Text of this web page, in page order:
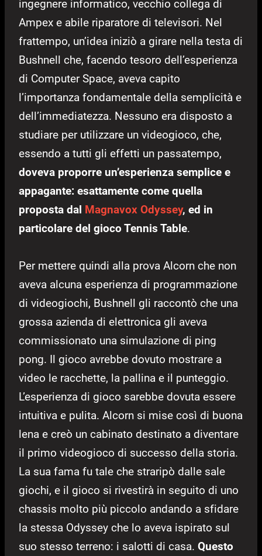
ingegnere informatico, vecchio collega di
Ampex e abile riparatore di televisori. Nel
frattempo, un’idea iniziò a girare nella testa di
Bushnell che, facendo tesoro dell’esperienza
di Computer Space, aveva capito
l’importanza fondamentale della semplicità e
dell’immediatezza. Nessuno era disposto a
studiare per utilizzare un videogioco, che,
essendo a tutti gli effetti un passatempo,
doveva proporre un’esperienza semplice e
appagante: esattamente come quella
proposta dal Magnavox Odyssey, ed in
particolare del gioco Tennis Table.
Per mettere quindi alla prova Alcorn che non
aveva alcuna esperienza di programmazione
di videogiochi, Bushnell gli raccontò che una
grossa azienda di elettronica gli aveva
commissionato una simulazione di ping
pong. Il gioco avrebbe dovuto mostrare a
video le racchette, la pallina e il punteggio.
L’esperienza di gioco sarebbe dovuta essere
intuitiva e pulita. Alcorn si mise così di buona
lena e creò un cabinato destinato a diventare
il primo videogioco di successo della storia.
La sua fama fu tale che straripò dalle sale
giochi, e il gioco si rivestirà in seguito di uno
chassis molto più piccolo andando a sfidare
la stessa Odyssey che lo aveva ispirato sul
suo stesso terreno: i salotti di casa. Questo